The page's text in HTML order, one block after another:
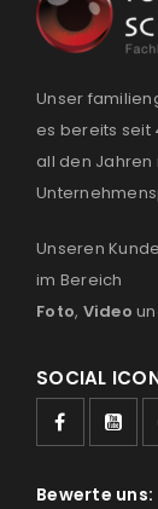
Unser
es bereits seit
all den
Unseren
im Bereich
Foto, Video
SOCIAL
Bewerte uns: